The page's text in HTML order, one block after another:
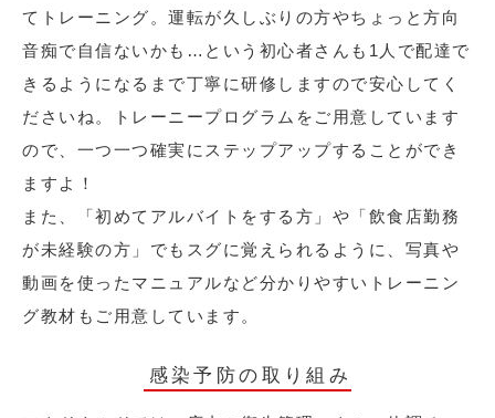
てトレーニング。運転が久しぶりの方やちょっと方向
音痴で自信ないかも…という初心者さんも1人で配達で
きるようになるまで丁寧に研修しますので安心してく
ださいね。トレーニープログラムをご用意しています
ので、一つ一つ確実にステップアップすることができ
ますよ！
また、「初めてアルバイトをする方」や「飲食店勤務
が未経験の方」でもスグに覚えられるように、写真や
動画を使ったマニュアルなど分かりやすいトレーニン
グ教材もご用意しています。
感染予防の取り組み